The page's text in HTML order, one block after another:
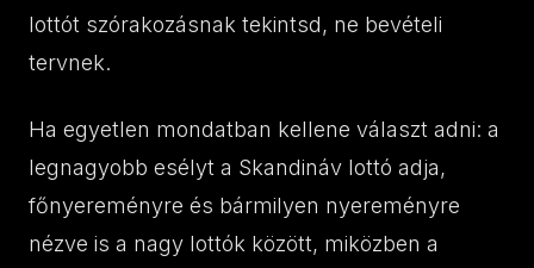
lottót szórakozásnak tekintsd, ne bevételi
tervnek.
Ha egyetlen mondatban kellene választ adni: a
legnagyobb esélyt a Skandináv lottó adja,
főnyereményre és bármilyen nyereményre
nézve is a nagy lottók között, miközben a